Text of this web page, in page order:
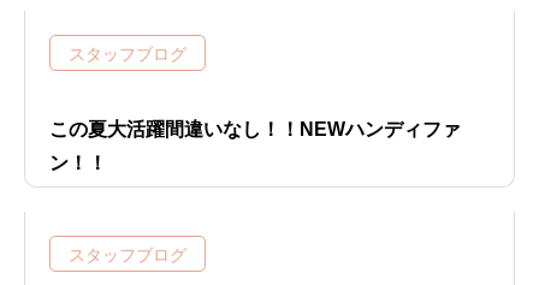
スタッフブログ
この夏大活躍間違いなし！！NEWハンディファ
ン！！
スタッフブログ